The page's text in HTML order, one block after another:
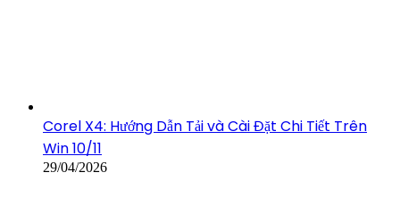
Corel X4: Hướng Dẫn Tải và Cài Đặt Chi Tiết Trên
Win 10/11
29/04/2026